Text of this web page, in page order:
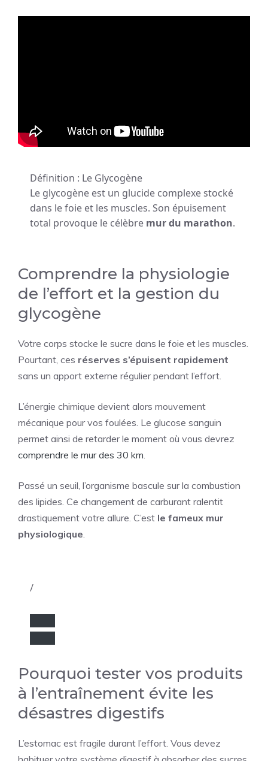
Définition : Le Glycogène
Le glycogène est un glucide complexe stocké
dans le foie et les muscles. Son épuisement
total provoque le célèbre mur du marathon.
Comprendre la physiologie
de l’effort et la gestion du
glycogène
Votre corps stocke le sucre dans le foie et les muscles.
Pourtant, ces réserves s’épuisent rapidement
sans un apport externe régulier pendant l’effort.
L’énergie chimique devient alors mouvement
mécanique pour vos foulées. Le glucose sanguin
permet ainsi de retarder le moment où vous devrez
comprendre le mur des 30 km.
Passé un seuil, l’organisme bascule sur la combustion
des lipides. Ce changement de carburant ralentit
drastiquement votre allure. C’est le fameux mur
physiologique.
/
Pourquoi tester vos produits
à l’entraînement évite les
désastres digestifs
L’estomac est fragile durant l’effort. Vous devez